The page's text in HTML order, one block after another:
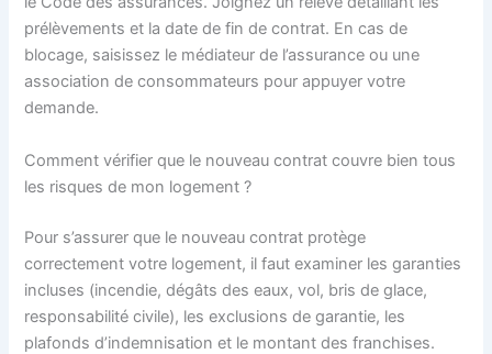
prélèvements et la date de fin de contrat. En cas de
blocage, saisissez le médiateur de l’assurance ou une
association de consommateurs pour appuyer votre
demande.
Comment vérifier que le nouveau contrat couvre bien tous
les risques de mon logement ?
Pour s’assurer que le nouveau contrat protège
correctement votre logement, il faut examiner les garanties
incluses (incendie, dégâts des eaux, vol, bris de glace,
responsabilité civile), les exclusions de garantie, les
plafonds d’indemnisation et le montant des franchises.